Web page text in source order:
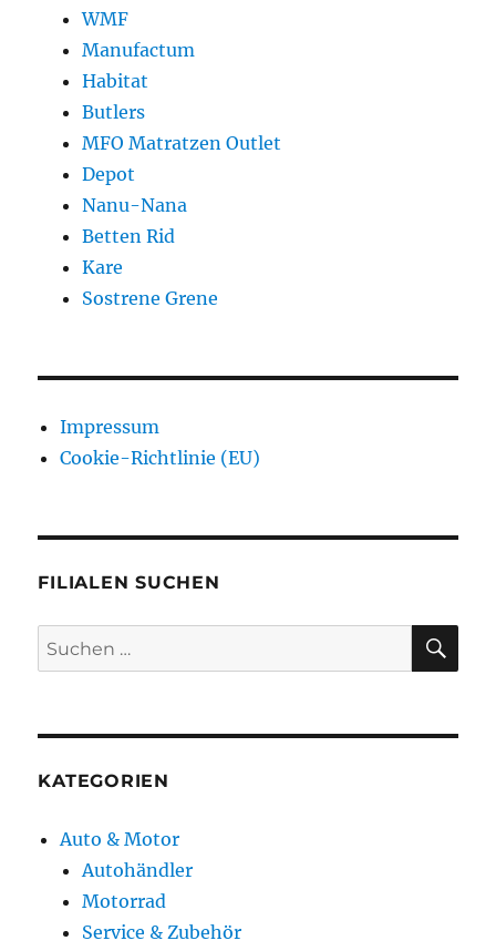
WMF
Manufactum
Habitat
Butlers
MFO Matratzen Outlet
Depot
Nanu-Nana
Betten Rid
Kare
Sostrene Grene
Impressum
Cookie-Richtlinie (EU)
FILIALEN SUCHEN
Suchen
nach:
KATEGORIEN
Auto & Motor
Autohändler
Motorrad
Service & Zubehör